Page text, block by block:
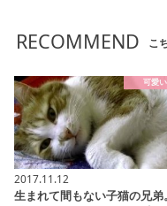
RECOMMEND こ
可愛い
2017.11.12
生まれて間もない子猫の兄弟